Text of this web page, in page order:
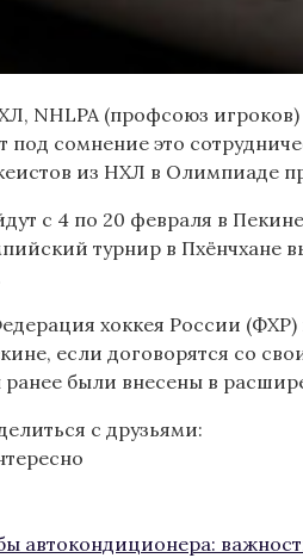
NHLPA (профсоюз
под сомнение это
из НХЛ в Олимпиаде
с 4 по 20 февраля в
турнир в Пхёнчхане
хоккея России
если договорятся со
ранее были внесены в
с друзьями:
автокондиционера: